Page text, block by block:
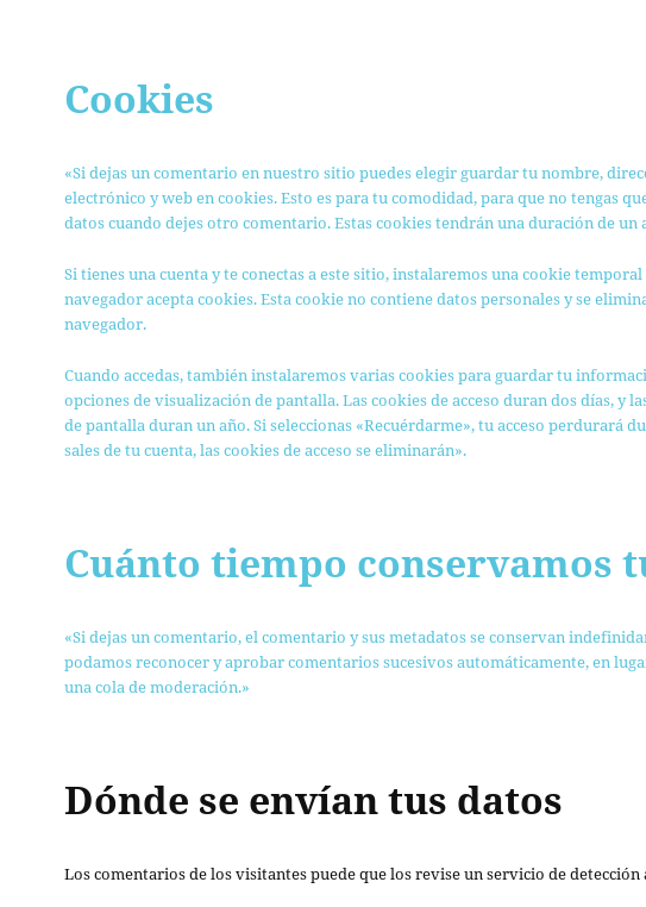
Cookies
«Si dejas un comentario en nuestro sitio puedes elegir guardar tu nombre,
electrónico y web en cookies. Esto es para tu comodidad, para que no tengas
datos cuando dejes otro comentario. Estas cookies tendrán una duración de un
Si tienes una cuenta y te conectas a este sitio, instalaremos una cookie
navegador acepta cookies. Esta cookie no contiene datos personales y se
navegador.
Cuando accedas, también instalaremos varias cookies para guardar tu
opciones de visualización de pantalla. Las cookies de acceso duran dos días, y
de pantalla duran un año. Si seleccionas «Recuérdarme», tu acceso perdurará
sales de tu cuenta, las cookies de acceso se eliminarán».
Cuánto tiempo conservamos
«Si dejas un comentario, el comentario y sus metadatos se conservan
podamos reconocer y aprobar comentarios sucesivos automáticamente, en
una cola de moderación.»
Dónde se envían tus datos
Los comentarios de los visitantes puede que los revise un servicio de detección